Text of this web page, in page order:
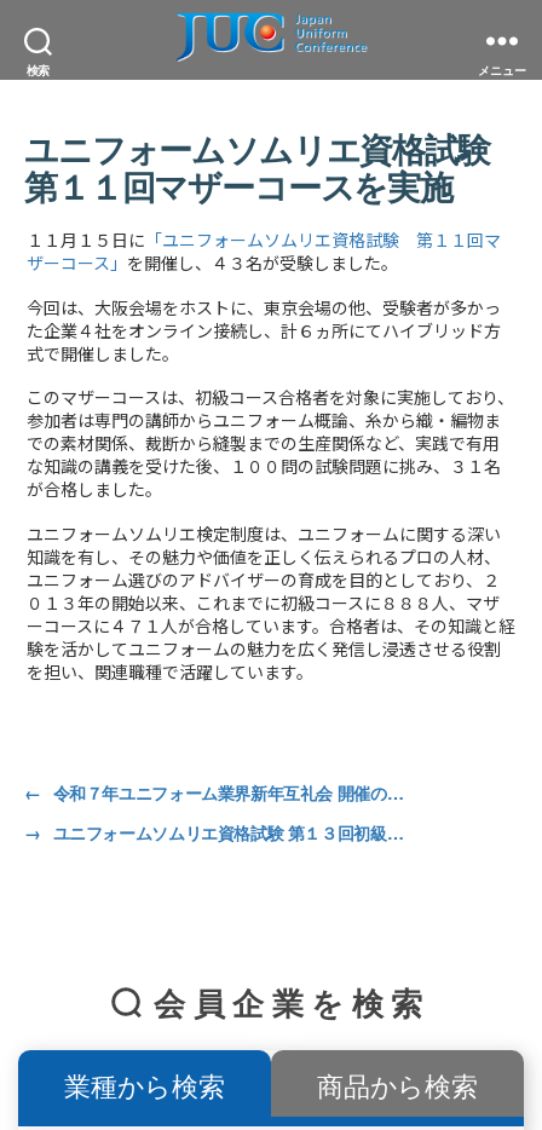
検索
一
般
社
団
人
日
本
ユ
ニ
フ
ム
協
議
会
メニュー
ユニフォームソムリエ資格試験
第１１回マザーコースを実施
１１月１５日に 「ユニフォームソムリエ資格試験 第１１回マ
ザーコース」 を開催し、４３名が受験しました。
今回は、大阪会場をホストに、東京会場の他、受験者が多かっ
た企業４社をオンライン接続し、計６ヵ所にてハイブリッド方
式で開催しました。
このマザーコースは、初級コース合格者を対象に実施しており、
参加者は専門の講師からユニフォーム概論、糸から織・編物ま
での素材関係、裁断から縫製までの生産関係など、実践で有用
な知識の講義を受けた後、１００問の試験問題に挑み、３１名
が合格しました。
ユニフォームソムリエ検定制度は、ユニフォームに関する深い
知識を有し、その魅力や価値を正しく伝えられるプロの人材、
ユニフォーム選びのアドバイザーの育成を目的としており、２
０１３年の開始以来、これまでに初級コースに８８８人、マザ
ーコースに４７１人が合格しています。合格者は、その知識と経
験を活かしてユニフォームの魅力を広く発信し浸透させる役割
を担い、関連職種で活躍しています。
←
令和７年ユニフォーム業界新年互礼会 開催のお知らせ
→
ユニフォームソムリエ資格試験 第１３回初級コース 受験者募集 全国各地からオンラインで受験が可能
会員企業を検索
業種から検索 商品から検索